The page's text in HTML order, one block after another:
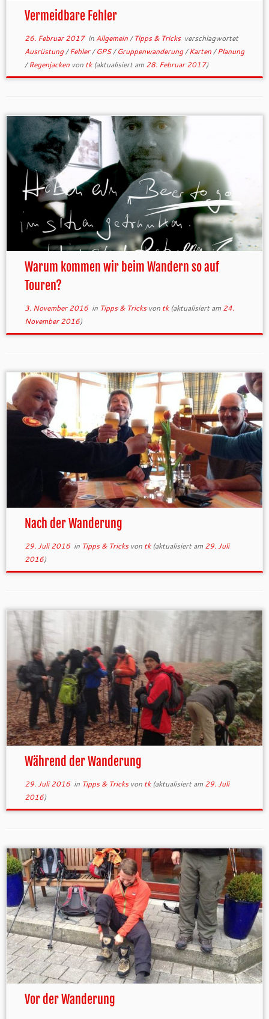
Vermeidbare Fehler
26. Februar 2017in Allgemein/Tipps & Tricks verschlagwortet
Ausrüstung/Fehler/GPS/Gruppenwanderung/Karten/Planung
/Regenjacken von tk(aktualisiert am 28. Februar 2017)
Warum kommen wir beim Wandern so auf
Touren?
3. November 2016in Tipps & Tricks von tk(aktualisiert am 24.
November 2016)
Nach der Wanderung
29. Juli 2016in Tipps & Tricks von tk(aktualisiert am 29. Juli
2016)
Während der Wanderung
29. Juli 2016in Tipps & Tricks von tk(aktualisiert am 29. Juli
2016)
Vor der Wanderung